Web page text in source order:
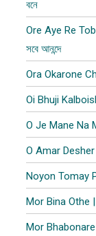
বনে
Ore Aye Re
সবে আনন্দে
Ora Okarone
Oi Bhuji
O Je Mane Na
O Amar Desher
Noyon Tomay
Mor Bina Othe |
Mor Bhabonare